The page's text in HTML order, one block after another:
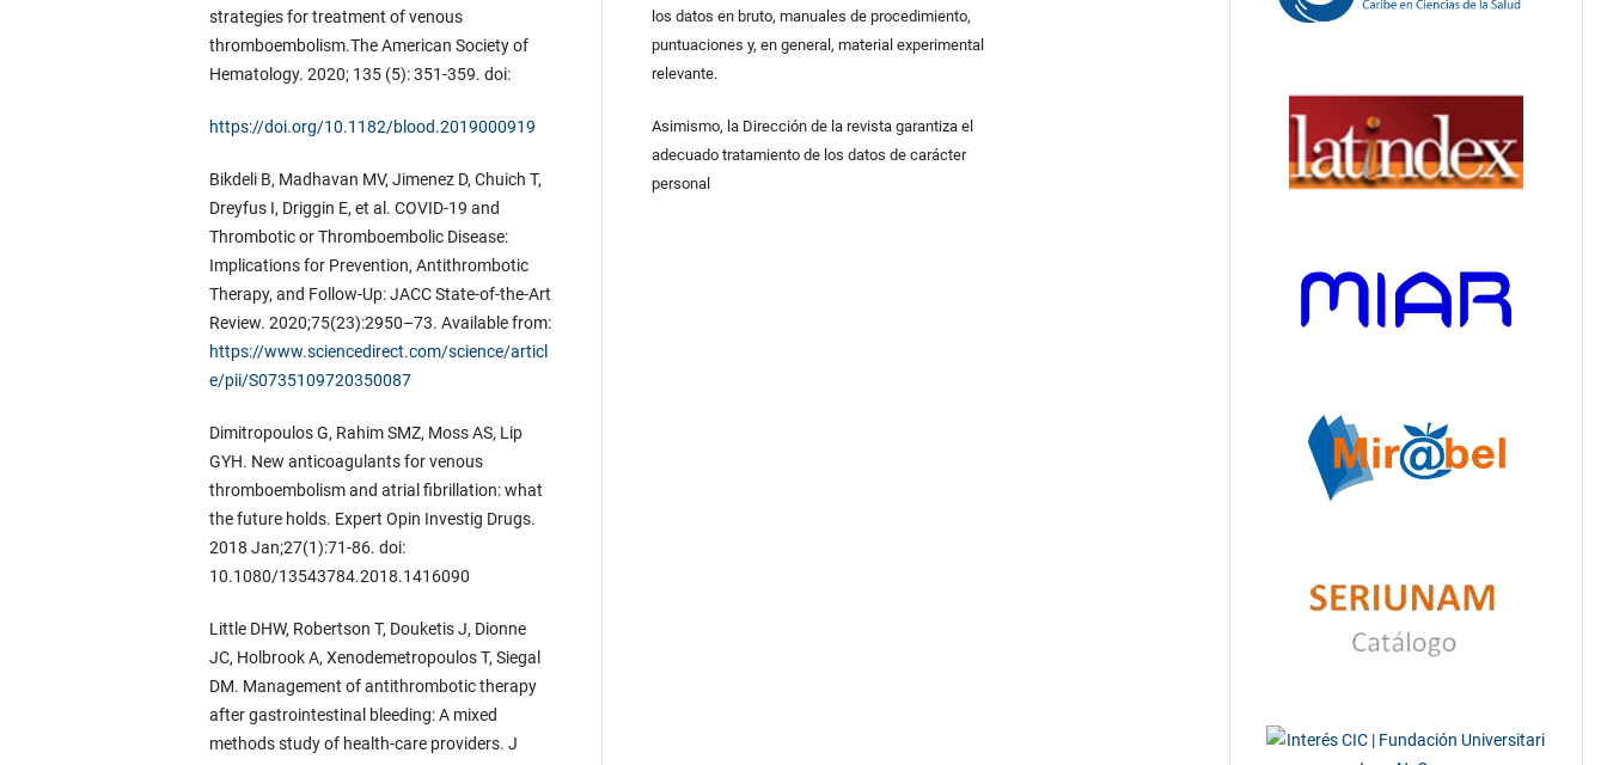
strategies for treatment of venous
thromboembolism.The American Society of
Hematology. 2020; 135 (5): 351-359. doi:
https://doi.org/10.1182/blood.2019000919
Bikdeli B, Madhavan MV, Jimenez D, Chuich T,
Dreyfus I, Driggin E, et al. COVID-19 and
Thrombotic or Thromboembolic Disease:
Implications for Prevention, Antithrombotic
Therapy, and Follow-Up: JACC State-of-the-Art
Review. 2020;75(23):2950–73. Available from:
https://www.sciencedirect.com/science/articl
e/pii/S0735109720350087
Dimitropoulos G, Rahim SMZ, Moss AS, Lip
GYH. New anticoagulants for venous
thromboembolism and atrial fibrillation: what
the future holds. Expert Opin Investig Drugs.
2018 Jan;27(1):71-86. doi:
10.1080/13543784.2018.1416090
Little DHW, Robertson T, Douketis J, Dionne
JC, Holbrook A, Xenodemetropoulos T, Siegal
DM. Management of antithrombotic therapy
after gastrointestinal bleeding: A mixed
methods study of health-care providers. J
los datos en bruto, manuales de procedimiento,
puntuaciones y, en general, material experimental
relevante.
Asimismo, la Dirección de la revista garantiza el
adecuado tratamiento de los datos de carácter
personal